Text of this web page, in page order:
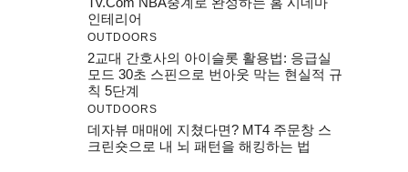
인테리어
OUTDOORS
2교대 간호사의 아이슬롯 활용법: 응급실
모드 30초 스핀으로 번아웃 막는 현실적 규
칙 5단계
OUTDOORS
데자뷰 매매에 지쳤다면? MT4 주문창 스
크린숏으로 내 뇌 패턴을 해킹하는 법